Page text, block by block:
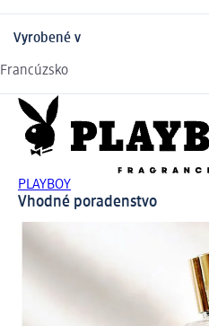
Vyrobené v
Francúzsko
PLAYBOY
Vhodné poradenstvo